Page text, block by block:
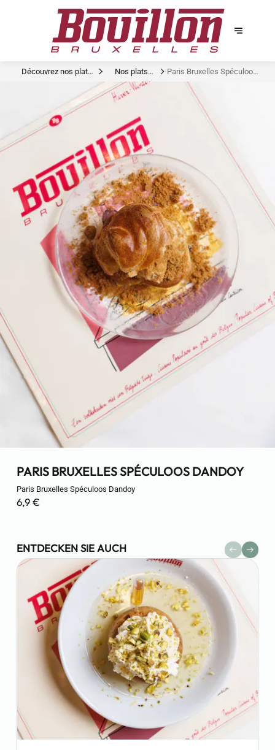
Découvrez nos plats
Nos plats
signatures
Paris Bruxelles Spéculoos
PARIS BRUXELLES SPÉCULOOS DANDOY
Paris Bruxelles Spéculoos Dandoy
6,9 €
ENTDECKEN SIE AUCH